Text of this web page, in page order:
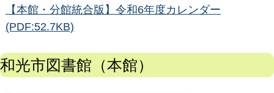
【本館・分館統合版】令和6年度カレンダー
(PDF:52.7KB)
和光市図書館（本館）